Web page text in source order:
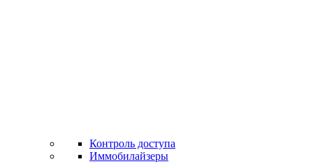
Контроль доступа
Иммобилайзеры